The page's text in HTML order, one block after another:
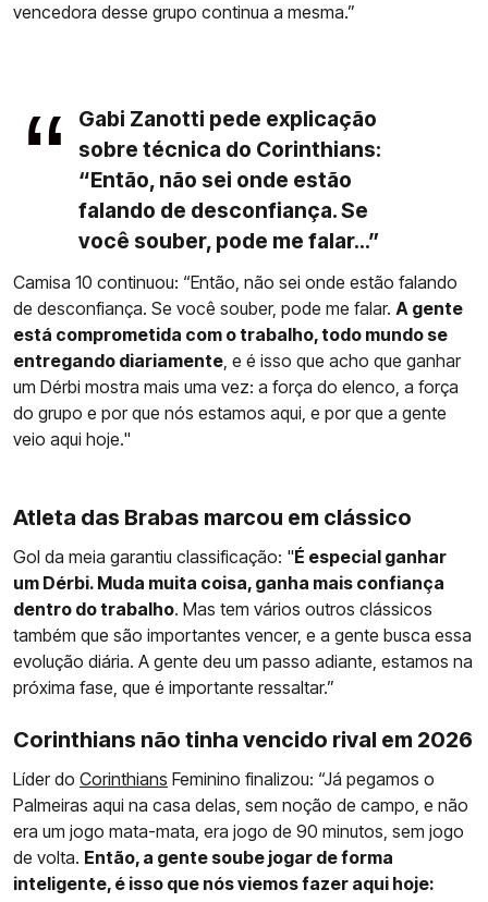
vencedora desse grupo continua a mesma.”
Gabi Zanotti pede explicação
sobre técnica do Corinthians:
“Então, não sei onde estão
falando de desconfiança. Se
você souber, pode me falar...”
Camisa 10 continuou: “Então, não sei onde estão falando
de desconfiança. Se você souber, pode me falar. A gente
está comprometida com o trabalho, todo mundo se
entregando diariamente, e é isso que acho que ganhar
um Dérbi mostra mais uma vez: a força do elenco, a força
do grupo e por que nós estamos aqui, e por que a gente
veio aqui hoje."
Atleta das Brabas marcou em clássico
Gol da meia garantiu classificação: "É especial ganhar
um Dérbi. Muda muita coisa, ganha mais confiança
dentro do trabalho. Mas tem vários outros clássicos
também que são importantes vencer, e a gente busca essa
evolução diária. A gente deu um passo adiante, estamos na
próxima fase, que é importante ressaltar.”
Corinthians não tinha vencido rival em 2026
Líder do Corinthians Feminino finalizou: “Já pegamos o
Palmeiras aqui na casa delas, sem noção de campo, e não
era um jogo mata-mata, era jogo de 90 minutos, sem jogo
de volta. Então, a gente soube jogar de forma
inteligente, é isso que nós viemos fazer aqui hoje: